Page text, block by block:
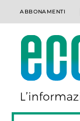
ABBONAMENTI